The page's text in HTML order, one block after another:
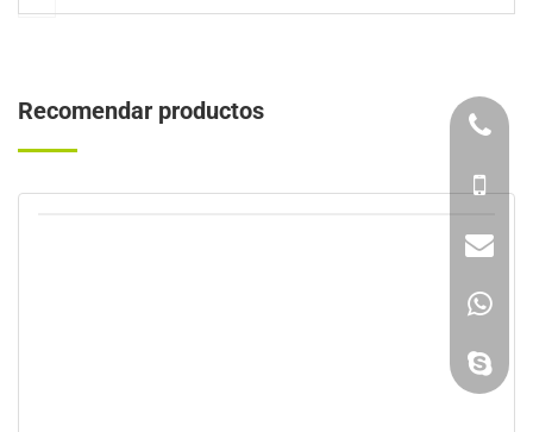
Recomendar productos